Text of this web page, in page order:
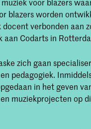
blazers worden
verbonden aan
aan Codarts in
zich gaan
pedagogiek.
in het geven
muziekprojecten op